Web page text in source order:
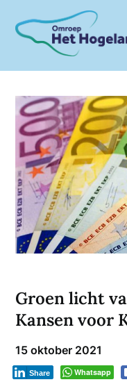
content
Groen licht
Kansen voor
15 oktober 2021
Whatsapp
Share